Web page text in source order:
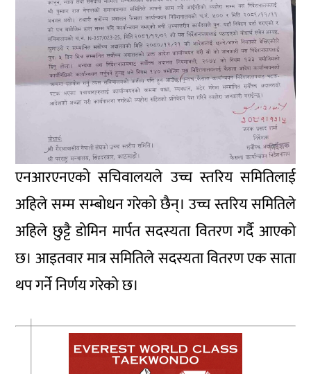
एनआरएनएको सचिवालयले उच्च स्तरिय समितिलाई
अहिले सम्म सम्बोधन गरेको छैन्। उच्च स्तरिय समितिले
अहिले छुट्टै डोमिन मार्पत सदस्यता वितरण गर्दै आएको
छ। आइतवार मात्र समितिले सदस्यता वितरण एक साता
थप गर्ने निर्णय गरेको छ।